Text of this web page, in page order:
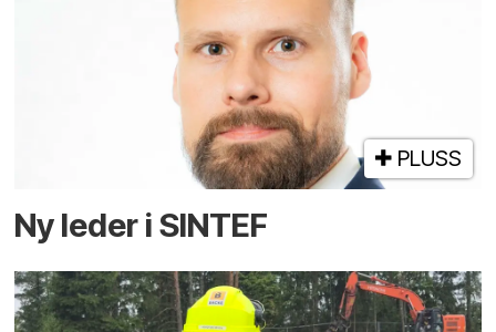
PLUSS
Ny leder i SINTEF